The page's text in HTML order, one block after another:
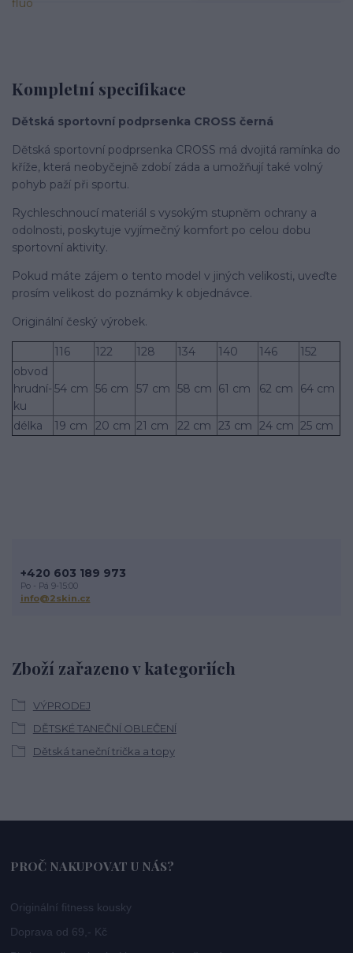
Kompletní specifikace
Dětská sportovní podprsenka CROSS černá
Dětská sportovní­ podprsenka CROSS má dvojitá ramí­nka do
kříže, která neobyčejně zdobí záda a umožňují také volný
pohyb paží při sportu.
Rychleschnoucí­ materiál s vysokým stupněm ochrany a
odolnosti, poskytuje vyjímečný komfort po celou dobu
sportovní­ aktivity.
Pokud máte zájem o tento model v jiných velikosti, uveďte
prosí­m velikost do poznámky k objednávce.
Originální­ český výrobek.
116 122 128 134 140 146
152
obvod
hrudní­
ku
54 cm 56 cm 57 cm 58 cm 61 cm 62 cm 64 cm
délka 19 cm 20 cm 21 cm 22 cm 23 cm 24 cm 25 cm
Zboží zařazeno v kategoriích
VÝPRODEJ
DĚTSKÉ TANEČNÍ OBLEČENÍ
Dětská taneční trička a topy
+420 603 189 973
Po - Pá 9-15:00
info@2skin.cz
PROČ NAKUPOVAT U NÁS?
Originální fitness kousky
Doprava od 69,- Kč